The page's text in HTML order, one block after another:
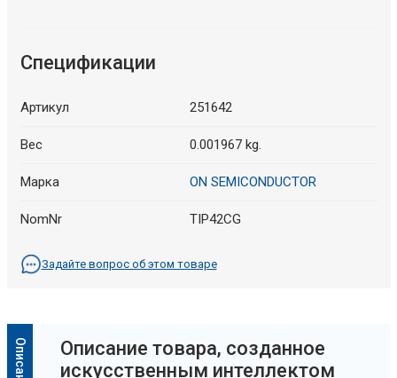
Спецификации
Артикул 251642
Вес 0.001967 kg.
Марка ON SEMICONDUCTOR
NomNr TIP42CG
Задайте вопрос об этом товаре
Oписание товара, созданное
искусственным интеллектом